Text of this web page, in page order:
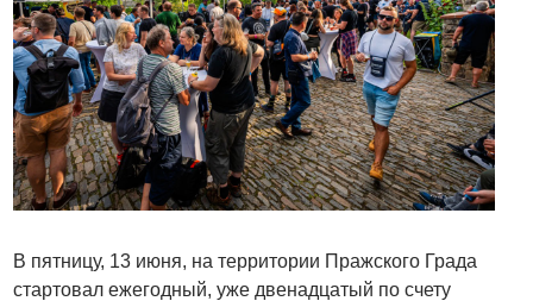
В пятницу, 13 июня, на территории Пражского Града
стартовал ежегодный, уже двенадцатый по счету